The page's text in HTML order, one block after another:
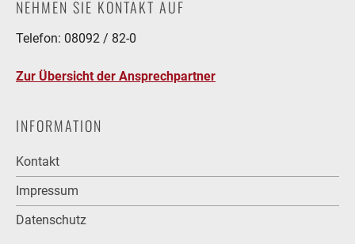
NEHMEN SIE KONTAKT AUF
Telefon: 08092 / 82-0
Zur Übersicht der Ansprechpartner
INFORMATION
Kontakt
Impressum
Datenschutz